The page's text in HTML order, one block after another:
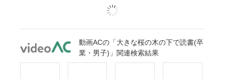
動画ACの「大きな桜の木の下で読書(卒
業・男子)」関連検索結果